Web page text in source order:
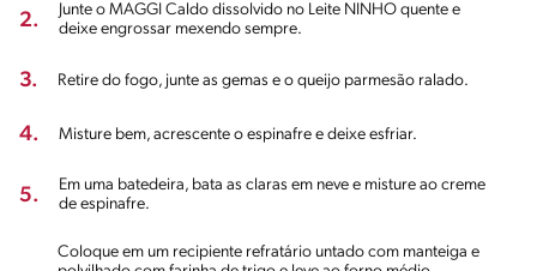
2.
Junte o MAGGI Caldo dissolvido no Leite NINHO quente e
deixe engrossar mexendo sempre.
3. Retire do fogo, junte as gemas e o queijo parmesão ralado.
4. Misture bem, acrescente o espinafre e deixe esfriar.
5.
Em uma batedeira, bata as claras em neve e misture ao creme
de espinafre.
Coloque em um recipiente refratário untado com manteiga e